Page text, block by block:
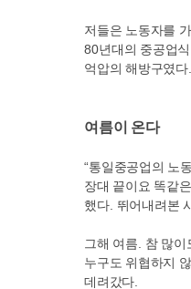
저들은 노동자를
80년대의 중공업
억압의 해방구였다.
여름이 온다
“통일중공업의 노
장대 끝이요 똑같
했다. 뛰어내려본
그해 여름 참 많이
누구도 위협하지
데려갔다